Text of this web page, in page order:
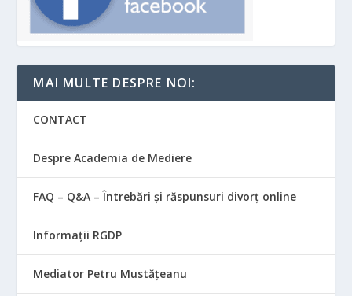
MAI MULTE DESPRE NOI:
CONTACT
Despre Academia de Mediere
FAQ – Q&A – Întrebări și răspunsuri divorț online
Informații RGDP
Mediator Petru Mustățeanu